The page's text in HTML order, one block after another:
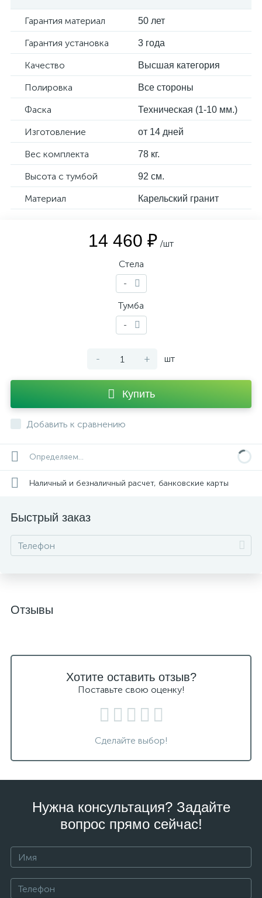
Гарантия материал 50 лет
Гарантия установка 3 года
Качество Высшая категория
Полировка Все стороны
Фаска Техническая (1-10 мм.)
Изготовление от 14 дней
Вес комплекта 78 кг.
Высота с тумбой 92 см.
Материал Карельский гранит
14 460 ₽ /шт
Стела
-
Тумба
-
- + шт
Купить
Добавить к сравнению
Определяем...
Наличный и безналичный расчет, банковские карты
Быстрый заказ
Отзывы
Хотите оставить отзыв?
Поставьте свою оценку!
Сделайте выбор!
Нужна консультация? Задайте
вопрос прямо сейчас!